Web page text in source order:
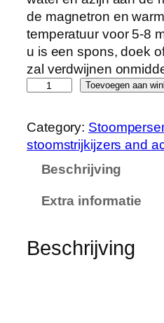
de magnetron en
temperatuur voor 5-8
u is een spons, doek
zal verdwijnen
l
k
r
Toevoegen aan
Category:
stoomstrijkijzers and
Beschrijving
Extra informatie
Beschrijving